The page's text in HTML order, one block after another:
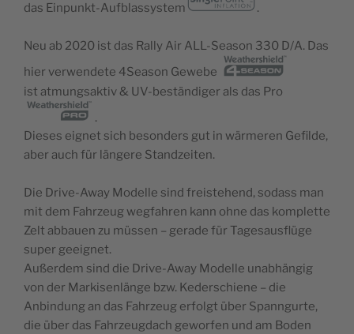
das Einpunkt-Aufblassystem .
Neu ab 2020 ist das Rally Air ALL-Season 330 D/A. Das
hier verwendete 4Season Gewebe
ist atmungsaktiv & UV-beständiger als das Pro
.
Dieses eignet sich besonders gut in wärmeren Gefilde,
aber auch für längere Standzeiten.
Die Drive-Away Modelle sind freistehend, sodass man
mit dem Fahrzeug wegfahren kann ohne das komplette
Zelt abbauen zu müssen – gerade für Tagesausflüge
super geeignet.
Außerdem sind die Drive-Away Modelle unabhängig
von der Markisenlänge bzw. Kederschiene – die
Anbindung an das Fahrzeug erfolgt über Spanngurte,
die über das Fahrzeugdach geworfen und am Boden